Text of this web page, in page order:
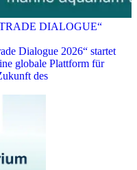
DIALOGUE“
Dialogue 2026“ startet
globale Plattform für
des